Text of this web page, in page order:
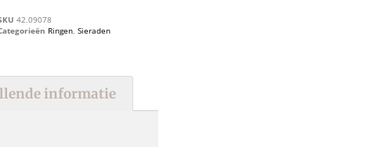
42.09078
Ringen, Sieraden
informatie